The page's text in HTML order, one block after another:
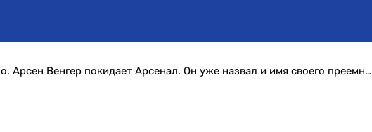
Официально. Арсен Венгер покидает Арсенал. Он уже назвал и имя своего преемника!